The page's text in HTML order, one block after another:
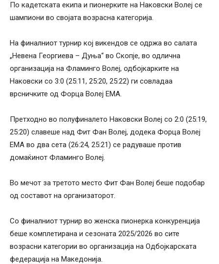
По кадетската екипа и пионерките на Наковски Волеј се
шампиони во својата возрасна категорија.
На финалниот турнир кој викендов се одржа во салата
„Невена Георгиева – Дуња“ во Скопје, во одлична
организација на Фламинго Волеј, одбојкарките на
Наковски со 3:0 (25:11, 25:20, 25:22) ги совладаа
врсничките од Форца Волеј ЕМА.
Претходно во полуфиналето Наковски Волеј со 2:0 (25:19,
25:20) славеше над Фит Фан Волеј, додека Форца Волеј
ЕМА во два сета (26:24, 25:21) се радуваше против
домаќинот Фламинго Волеј.
Во мечот за третото место Фит Фан Волеј беше подобар
од составот на организаторот.
Со финалниот турнир во женска пионерка конкуренција
беше комплетирана и сезоната 2025/2026 во сите
возрасни категории во организација на Одбојкарската
федерација на Македонија.